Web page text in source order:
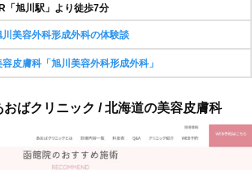
「旭川駅」より徒歩7分
川美容外科形成外科の体験談
容皮膚科「旭川美容外科形成外科」
ばクリニック / 北海道の美容皮膚科